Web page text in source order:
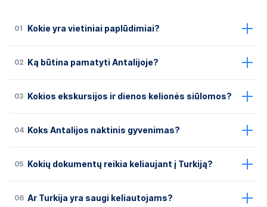
01 Kokie yra vietiniai paplūdimiai?
02 Ką būtina pamatyti Antalijoje?
03 Kokios ekskursijos ir dienos kelionės siūlomos?
04 Koks Antalijos naktinis gyvenimas?
05 Kokių dokumentų reikia keliaujant į Turkiją?
06 Ar Turkija yra saugi keliautojams?